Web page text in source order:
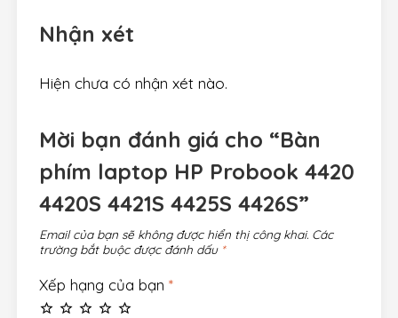
Nhận xét
Hiện chưa có nhận xét nào.
Mời bạn đánh giá cho “Bàn
phím laptop HP Probook 4420
4420S 4421S 4425S 4426S”
Email của bạn sẽ không được hiển thị công khai. Các
trường bắt buộc được đánh dấu *
Xếp hạng của bạn *